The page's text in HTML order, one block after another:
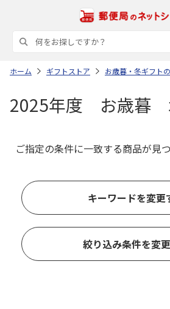
ホーム ギフトストア お歳暮・冬ギフト
2025年度 お歳暮
ご指定の条件に一致する商品が見
キーワードを変更
絞り込み条件を変